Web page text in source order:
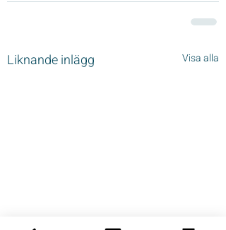
Liknande inlägg Visa alla